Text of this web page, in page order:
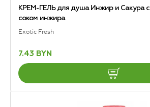
КРЕМ-ГЕЛЬ для душа Инжир и Сакура с
соком инжира
Exotic Fresh
7.43 BYN